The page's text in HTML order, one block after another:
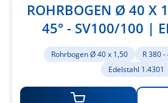
ROHRBOGEN Ø 40 X
45° - SV100/100 |
1.4301
Rohrbogen Ø 40 x 1,50
R 380
Edelstahl 1.4301